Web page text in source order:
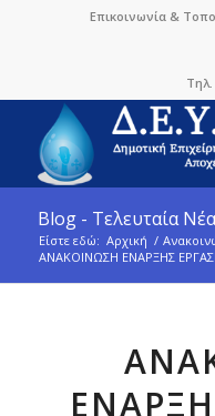
Επικοινωνία &
Τηλ.
Blog - Τελευταία Νέα
Είστε εδώ: Αρχική /
ΑΝΑΚΟΙΝΩΣΗ ΕΝΑΡΞΗΣ